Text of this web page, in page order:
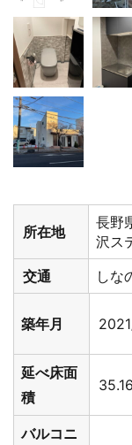
所在地
長野
沢ス
交通
しな
築年月
延べ床面
積
バルコニ